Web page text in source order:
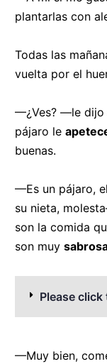
plantarlas con
Todas las
vuelta por el
—¿Ves? —le dijo
pájaro le
buenas.
—Es un pájaro,
su nieta,
son la comida
son muy
Please
—Muy bien,